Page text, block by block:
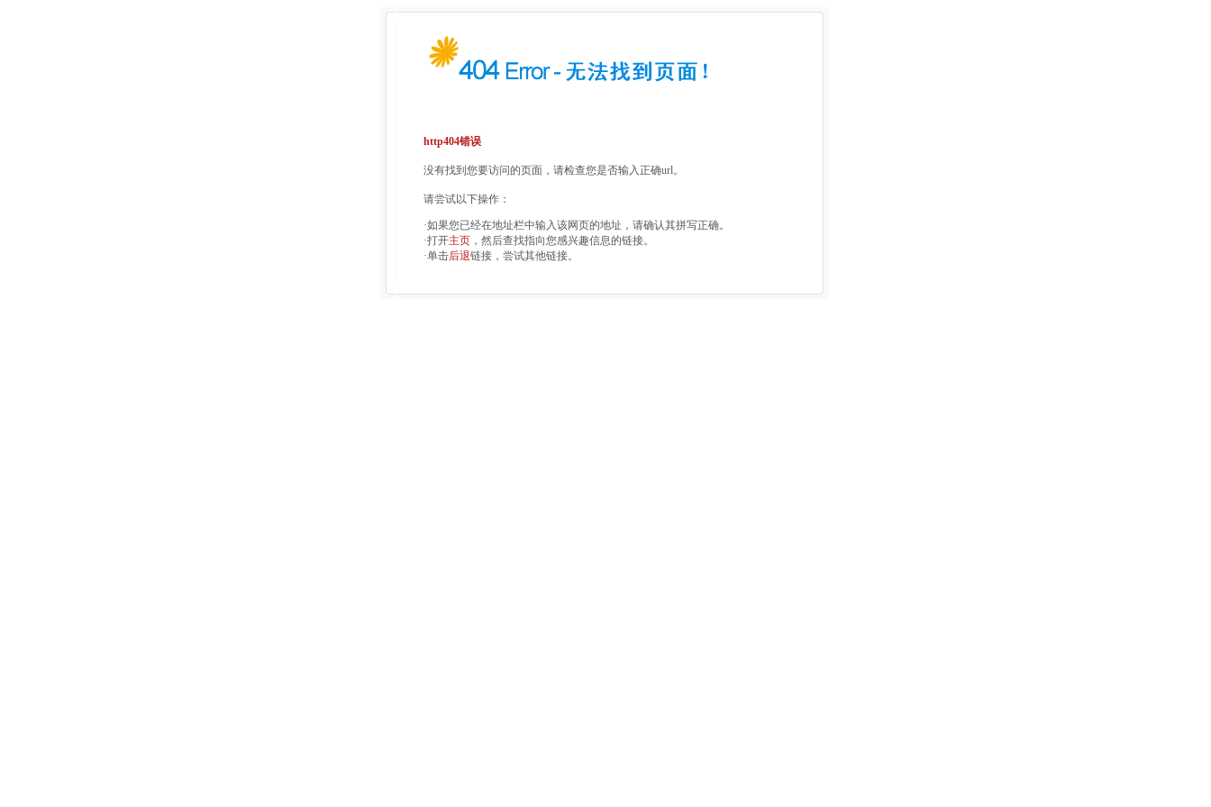
http404错误
没有找到您要访问的页面，请检查您是否输入正确url。
请尝试以下操作：
·如果您已经在地址栏中输入该网页的地址，请确认其拼写正确。
·打开主页 ，然后查找指向您感兴趣信息的链接。
·单击后退链接，尝试其他链接。